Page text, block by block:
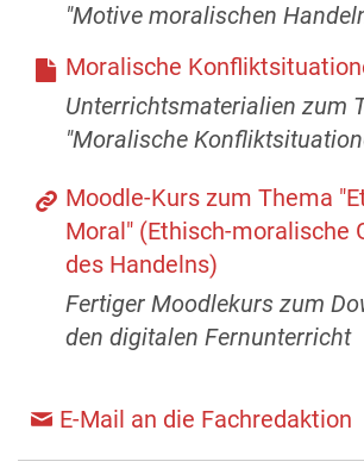
"Motive moralischen
Moralische
Unterrichtsmaterialien zum
"Moralische
Moodle-Kurs zum Thema
Moral" (Ethisch-moralische
des Handelns)
Fertiger Moodlekurs zum
den digitalen Fernunterricht
E-Mail an die Fachredaktion